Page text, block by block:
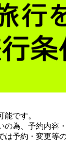
です。
為、予約内容
予約・変更等